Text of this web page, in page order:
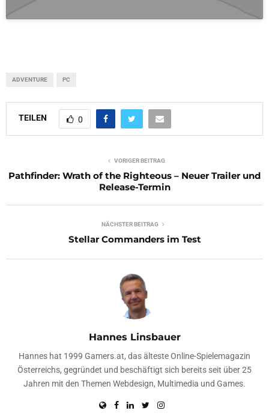
ADVENTURE PC
TEILEN 0
VORIGER BEITRAG
Pathfinder: Wrath of the Righteous – Neuer Trailer und
Release-Termin
NÄCHSTER BEITRAG
Stellar Commanders im Test
Hannes Linsbauer
Hannes hat 1999 Gamers.at, das älteste Online-Spielemagazin
Österreichs, gegründet und beschäftigt sich bereits seit über 25
Jahren mit den Themen Webdesign, Multimedia und Games.